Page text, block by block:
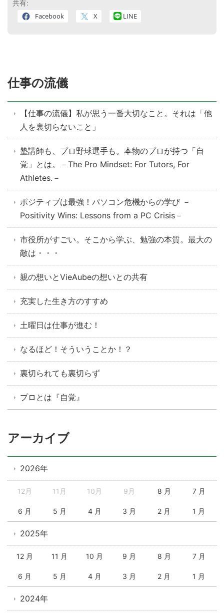
共有:
Facebook X LINE
仕事の流儀
【仕事の流儀】私が思う一番大切なこと。それは「他
人を裏切らないこと」
塾講師も、プロ野球選手も。本物のプロが持つ「自
覚」とは。－The Pro Mindset: For Tutors, For
Athletes.－
ポジティブは最強！パソコン危機からの学び －
Positivity Wins: Lessons from a PC Crisis－
市役所がすごい。そこから学ぶ、勉強の本質。最大の
敵は・・・
親の想いとVieAubeの想いとの共有
充実した生き方のすすめ
土曜日は仕事が進む！
なるほど！そういうことか！？
裏切られても裏切らず
プロとは『自覚』
アーカイブ
2026年
12月 11月 10月 9月 8 月 7 月
6 月 5 月 4 月 3 月 2 月 1 月
2025年
12 月 11 月 10 月 9 月 8 月 7 月
6 月 5 月 4 月 3 月 2 月 1 月
2024年